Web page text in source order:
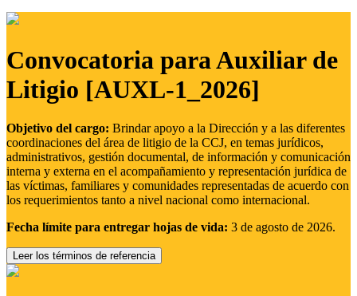
Convocatoria para Auxiliar de
Litigio [AUXL-1_2026]
Objetivo del cargo: Brindar apoyo a la Dirección y a las diferentes
coordinaciones del área de litigio de la CCJ, en temas jurídicos,
administrativos, gestión documental, de información y comunicación
interna y externa en el acompañamiento y representación jurídica de
las víctimas, familiares y comunidades representadas de acuerdo con
los requerimientos tanto a nivel nacional como internacional.
Fecha límite para entregar hojas de vida: 3 de agosto de 2026.
Leer los términos de referencia